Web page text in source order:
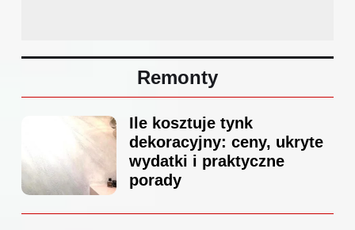
Remonty
Ile kosztuje tynk
dekoracyjny: ceny, ukryte
wydatki i praktyczne
porady